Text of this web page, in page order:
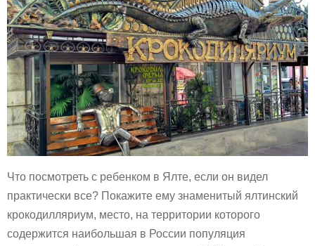
Что посмотреть с ребенком в Ялте, если он видел
практически все? Покажите ему знаменитый ялтинский
крокодилляриум, место, на территории которого
содержится наибольшая в России популяция